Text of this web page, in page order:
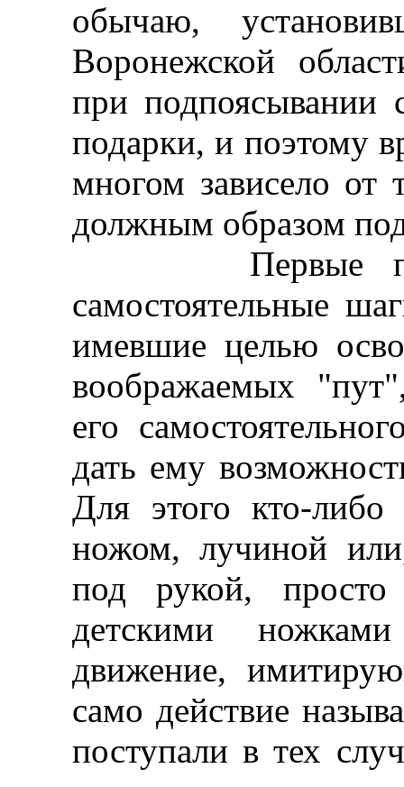
обычаю,
Воронежской
при подпоясывании
подарки, и поэтому
многом зависело от
должным образом
Первые
самостоятельные
имевшие целью
воображаемых
его
дать ему
Для этого кто-
ножом, лучиной
под рукой,
детскими
движение,
само действие
поступали в тех